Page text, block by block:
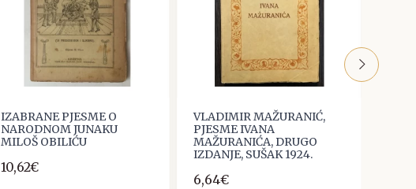
IZABRANE PJESME O
NARODNOM JUNAKU
MILOŠ OBILIĆU
10,62€
VLADIMIR MAŽURANIĆ,
PJESME IVANA
MAŽURANIĆA, DRUGO
IZDANJE, SUŠAK 1924.
6,64€